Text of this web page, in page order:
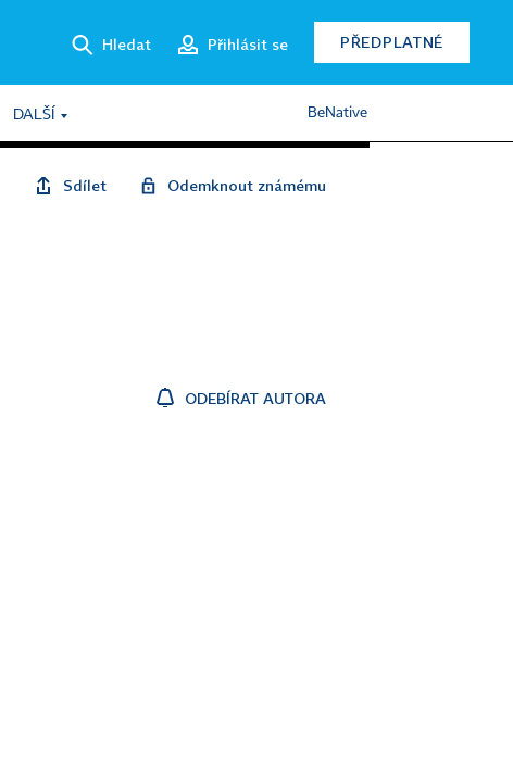
Hledat Přihlásit se PŘEDPLATNÉ
DALŠÍ BeNative
Sdílet Odemknout známému
ODEBÍRAT AUTORA